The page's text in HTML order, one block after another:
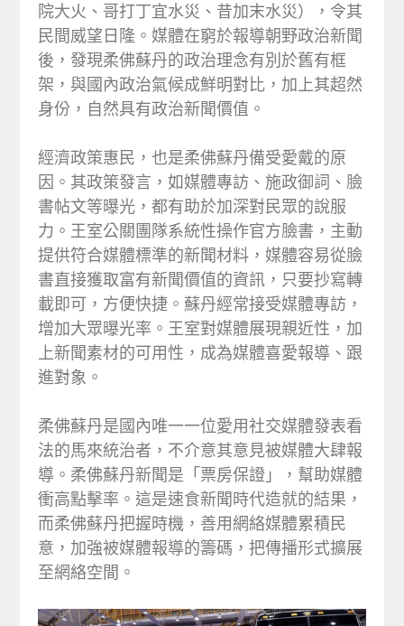
院大火、哥打丁宜水災、昔加末水災），令其
民間威望日隆。媒體在窮於報導朝野政治新聞
後，發現柔佛蘇丹的政治理念有別於舊有框
架，與國內政治氣候成鮮明對比，加上其超然
身份，自然具有政治新聞價值。
經濟政策惠民，也是柔佛蘇丹備受愛戴的原
因。其政策發言，如媒體專訪、施政御詞、臉
書帖文等曝光，都有助於加深對民眾的說服
力。王室公關團隊系統性操作官方臉書，主動
提供符合媒體標準的新聞材料，媒體容易從臉
書直接獲取富有新聞價值的資訊，只要抄寫轉
載即可，方便快捷。蘇丹經常接受媒體專訪，
增加大眾曝光率。王室對媒體展現親近性，加
上新聞素材的可用性，成為媒體喜愛報導、跟
進對象。
柔佛蘇丹是國內唯一一位愛用社交媒體發表看
法的馬來統治者，不介意其意見被媒體大肆報
導。柔佛蘇丹新聞是「票房保證」，幫助媒體
衝高點擊率。這是速食新聞時代造就的結果，
而柔佛蘇丹把握時機，善用網絡媒體累積民
意，加強被媒體報導的籌碼，把傳播形式擴展
至網絡空間。